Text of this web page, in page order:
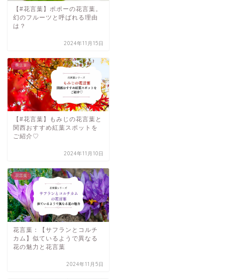
【#花言葉】ポポーの花言葉。
幻のフルーツと呼ばれる理由
は？
2024年11月15日
花言葉
【#花言葉】もみじの花言葉と
関西おすすめ紅葉スポットを
ご紹介♡
2024年11月10日
花言葉
花言葉：【サフランとコルチ
カム】似ているようで異なる
花の魅力と花言葉
2024年11月5日